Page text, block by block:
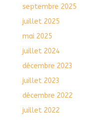
septembre 2025
juillet 2025
mai 2025
juillet 2024
décembre 2023
juillet 2023
décembre 2022
juillet 2022